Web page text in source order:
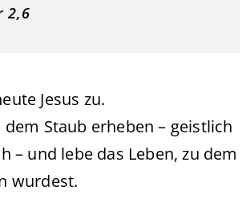
2,6
Jesus zu.
dem Staub erheben – geistlich
– und lebe das Leben, zu dem
wurdest.